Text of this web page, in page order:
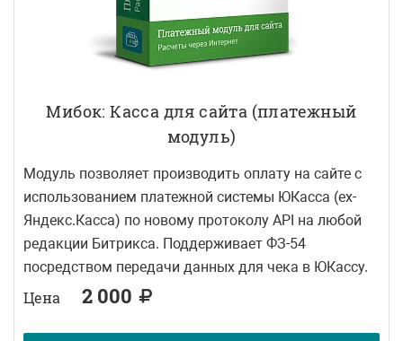
Мибок: Касса для сайта (платежный
модуль)
Модуль позволяет производить оплату на сайте с
использованием платежной системы ЮКасса (ex-
Яндекс.Касса) по новому протоколу API на любой
редакции Битрикса. Поддерживает ФЗ-54
посредством передачи данных для чека в ЮКассу.
Цена 2 000